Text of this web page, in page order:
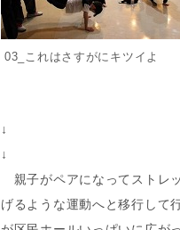
03_これはさすがにキツイよ
↓
↓
親子がペアになってストレ
げるような運動へと移行して